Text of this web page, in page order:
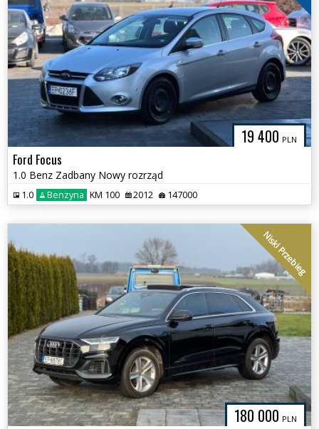
19 400 PLN
Ford Focus
1.0 Benz Zadbany Nowy rozrząd
1.0 Benzyna KM 100 2012 147000
180 000 PLN
Niski Przebieg